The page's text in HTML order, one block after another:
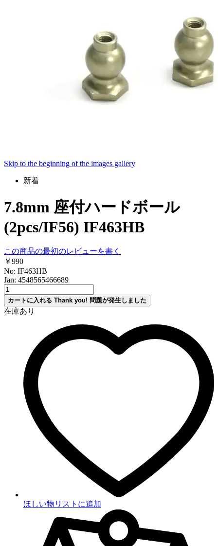
Skip to the beginning of the images gallery
新着
7.8mm 座付ハードボール
(2pcs/IF56) IF463HB
この商品の最初のレビューを書く
￥990
No: IF463HB
Jan: 4548565466689
カートに入れる Thank you! 問題が発生しました
在庫あり
ほしい物リストに追加